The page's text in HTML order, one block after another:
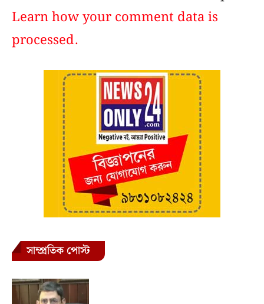
Learn how your comment data is
processed.
সাম্প্রতিক পোস্ট